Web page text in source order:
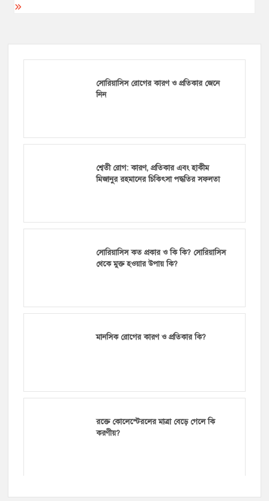
সোরিয়াসিস রোগের কারণ ও প্রতিকার জেনে
নিন
শ্বেতী রোগ: কারণ, প্রতিকার এবং হাকীম
মিজানুর রহমানের চিকিৎসা পদ্ধতির সফলতা
সোরিয়াসিস কত প্রকার ও কি কি? সোরিয়াসিস
থেকে মুক্ত হওয়ার উপায় কি?
মানসিক রোগের কারণ ও প্রতিকার কি?
রক্তে কোলেস্টেরলের মাত্রা বেড়ে গেলে কি
করণীয়?